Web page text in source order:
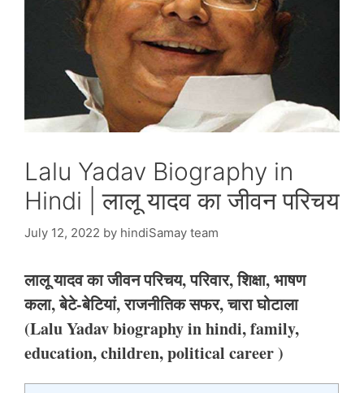
Lalu Yadav Biography in
Hindi | लालू यादव का जीवन परिचय
July 12, 2022 by hindiSamay team
लालू यादव का जीवन परिचय, परिवार, शिक्षा, भाषण
कला, बेटे-बेटियां, राजनीतिक सफर, चारा घोटाला
(Lalu Yadav biography in hindi, family,
education, children, political career )